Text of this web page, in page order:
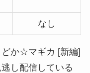
なし
どか☆マギカ [新編]
し配信している